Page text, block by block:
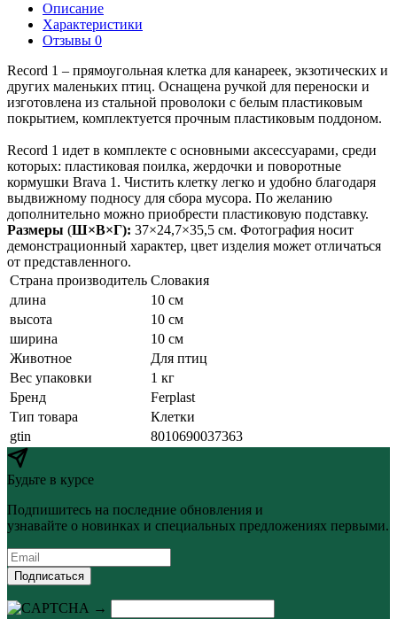
Описание
Характеристики
Отзывы 0
Record 1 – прямоугольная клетка для канареек, экзотических и
других маленьких птиц. Оснащена ручкой для переноски и
изготовлена из стальной проволоки с белым пластиковым
покрытием, комплектуется прочным пластиковым поддоном.
Record 1 идет в комплекте с основными аксессуарами, среди
которых: пластиковая поилка, жердочки и поворотные
кормушки Brava 1. Чистить клетку легко и удобно благодаря
выдвижному подносу для сбора мусора. По желанию
дополнительно можно приобрести пластиковую подставку.
Размеры (Ш×В×Г): 37×24,7×35,5 см. Фотография носит
демонстрационный характер, цвет изделия может отличаться
от представленного.
Страна производитель Словакия
длина
10 см
высота
10 см
ширина
10 см
Животное
Для птиц
Вес упаковки
1 кг
Бренд
Ferplast
Тип товара
Клетки
gtin
8010690037363
Будьте в курсе
Подпишитесь на последние обновления и
узнавайте о новинках и специальных предложениях первыми.
Подписаться
→